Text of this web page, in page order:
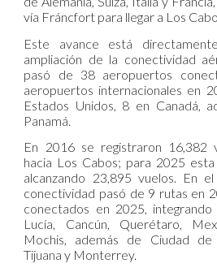
vía Fráncfort para llegar a Los
Este avance está
ampliación de la conectividad
pasó de 38 aeropuertos
aeropuertos internacionales en
Estados Unidos, 8 en Canadá,
Panamá.
En 2016 se registraron 16,382
hacia Los Cabos; para 2025
alcanzando 23,895 vuelos. En
conectividad pasó de 9 rutas en
conectados en 2025,
Lucía, Cancún, Querétaro,
Mochis, además de Ciudad de
Tijuana y Monterrey.